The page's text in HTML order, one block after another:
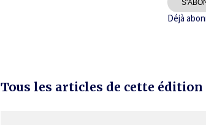
Déjà
Tous les articles de cette édition